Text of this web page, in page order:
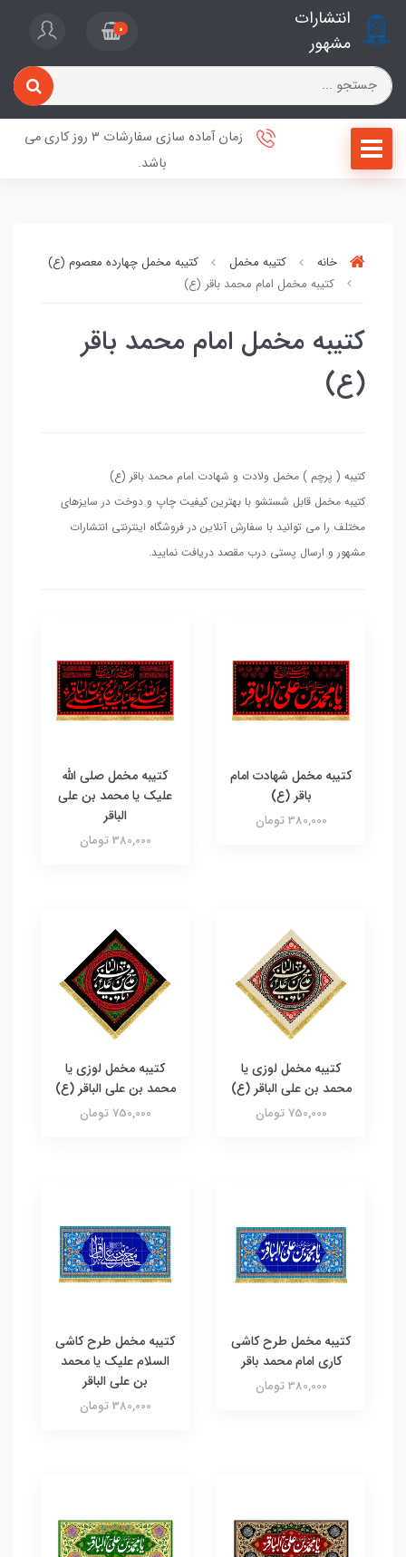
انتشارات
مشهور
0
زمان آماده سازی سفارشات 3 روز کاری می
باشد.
خانه کتیبه مخمل
کتیبه مخمل چهارده معصوم (ع)
کتیبه مخمل امام محمد باقر (ع)
کتیبه مخمل امام محمد باقر
(ع)
کتیبه ( پرچم ) مخمل ولادت و شهادت امام محمد باقر (ع)
کتیبه مخمل قابل شستشو با بهترین کیفیت چاپ و دوخت در سایزهای
مختلف را می توانید با سفارش آنلاین در فروشگاه اینترنتی انتشارات
مشهور و ارسال پستی درب مقصد دریافت نمایید.
کتیبه مخمل شهادت امام
باقر (ع)
380,000 تومان
کتیبه مخمل صلی الله
علیک یا محمد بن علی
الباقر
380,000 تومان
کتیبه مخمل لوزی یا
محمد بن علی الباقر (ع)
750,000 تومان
کتیبه مخمل لوزی یا
محمد بن علی الباقر (ع)
750,000 تومان
کتیبه مخمل طرح کاشی
کاری امام محمد باقر
380,000 تومان
کتیبه مخمل طرح کاشی
السلام علیک یا محمد
بن علی الباقر
380,000 تومان